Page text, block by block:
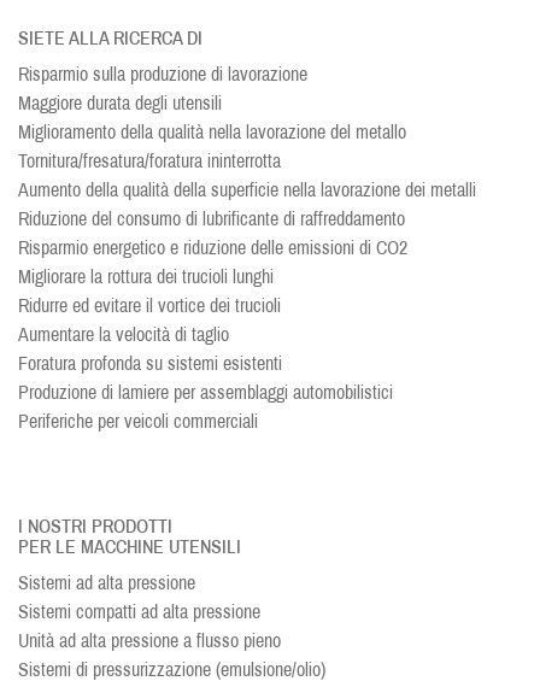
SIETE ALLA RICERCA DI
Risparmio sulla produzione di lavorazione
Maggiore durata degli utensili
Miglioramento della qualità nella lavorazione del metallo
Tornitura/fresatura/foratura ininterrotta
Aumento della qualità della superficie nella lavorazione dei metalli
Riduzione del consumo di lubrificante di raffreddamento
Risparmio energetico e riduzione delle emissioni di CO2
Migliorare la rottura dei trucioli lunghi
Ridurre ed evitare il vortice dei trucioli
Aumentare la velocità di taglio
Foratura profonda su sistemi esistenti
Produzione di lamiere per assemblaggi automobilistici
Periferiche per veicoli commerciali
I NOSTRI PRODOTTI
PER LE MACCHINE UTENSILI
Sistemi ad alta pressione
Sistemi compatti ad alta pressione
Unità ad alta pressione a flusso pieno
Sistemi di pressurizzazione (emulsione/olio)